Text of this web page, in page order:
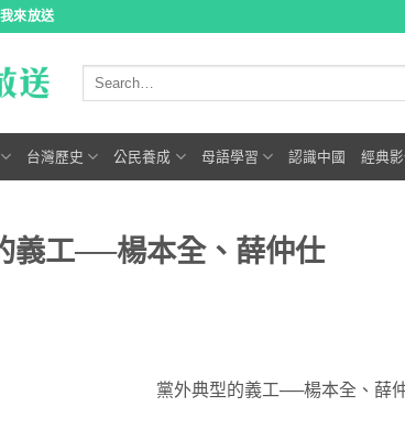
來放送
台灣歷史 公民養成 母語學習 認識中國 經典
義工──楊本全、薛仲仕
黨外典型的義工──楊本全、薛